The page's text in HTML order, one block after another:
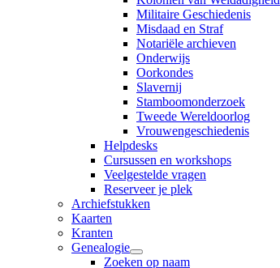
Militaire Geschiedenis
Misdaad en Straf
Notariële archieven
Onderwijs
Oorkondes
Slavernij
Stamboomonderzoek
Tweede Wereldoorlog
Vrouwengeschiedenis
Helpdesks
Cursussen en workshops
Veelgestelde vragen
Reserveer je plek
Archiefstukken
Kaarten
Kranten
Genealogie
Zoeken op naam